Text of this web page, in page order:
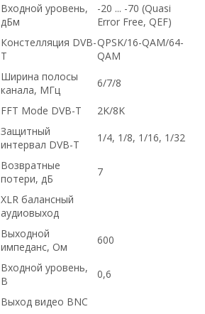
Входной уровень,
дБм
-20 ... -70 (Quasi
Error Free, QEF)
Констелляция DVB-
T
QPSK/16-QAM/64-
QAM
Ширина полосы
канала, МГц
6/7/8
FFT Mode DVB-T
2K/8K
Защитный
интервал DVB-T
1/4, 1/8, 1/16, 1/32
Возвратные
потери, дБ
7
XLR балансный
аудиовыход
Выходной
импеданс, Ом
600
Входной уровень,
В
0,6
Выход видео BNC